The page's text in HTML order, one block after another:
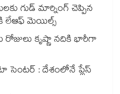
గుడ్ మార్నింగ్ చెప్పిన
లేఆఫ్ మెయిల్స్
రోజులు కృష్ణా నదికి భారీగా
సెంటర్ : దేశంలోనే ప్లేస్